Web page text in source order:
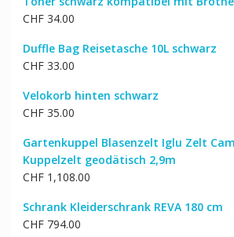
war:
ist:
CHF34.00
Duffle Bag Reisetasche 10L schwarz
CHF33.00
Velokorb hinten schwarz
CHF35.00
Gartenkuppel Blasenzelt Iglu Zelt
Kuppelzelt geodätisch 2,9m
CHF1,108.00
Schrank Kleiderschrank REVA 180 cm
CHF794.00